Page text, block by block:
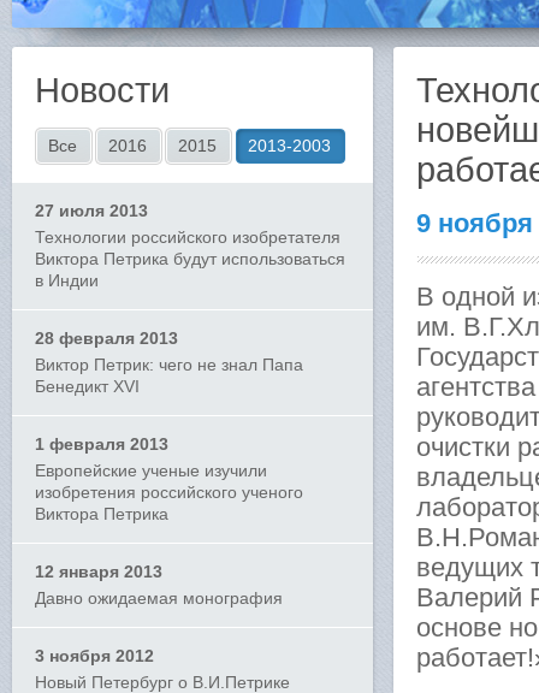
Новости
Все 2016 2015 2013-2003
27 июля 2013
Технологии российского изобретателя
Виктора Петрика будут использоваться
в Индии
28 февраля 2013
Виктор Петрик: чего не знал Папа
Бенедикт XVI
1 февраля 2013
Европейские ученые изучили
изобретения российского ученого
Виктора Петрика
12 января 2013
Давно ожидаемая монография
3 ноября 2012
Новый Петербург о В.И.Петрике
9 ноября
В одной
им.
очистки
ведущих
Валерий
основе